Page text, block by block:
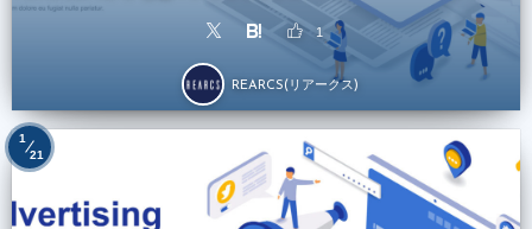
1
REARCS(リアークス)
1
21